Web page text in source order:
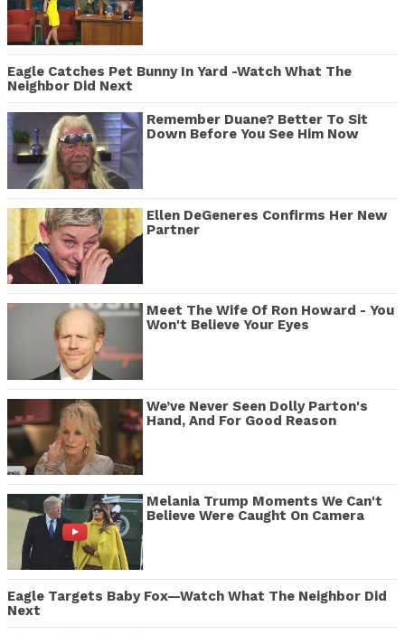
Eagle Catches Pet Bunny In Yard -Watch What The
Neighbor Did Next
Remember Duane? Better To Sit
Down Before You See Him Now
Ellen DeGeneres Confirms Her New
Partner
Meet The Wife Of Ron Howard - You
Won't Believe Your Eyes
We’ve Never Seen Dolly Parton's
Hand, And For Good Reason
Melania Trump Moments We Can't
Believe Were Caught On Camera
Eagle Targets Baby Fox—Watch What The Neighbor Did
Next